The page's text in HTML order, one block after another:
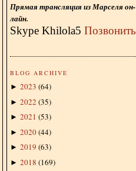
Прямая трансляция из Марселя он-
лайн.
Skype Khilola5 Позвонить
BLOG ARCHIVE
► 2023 (64)
► 2022 (35)
► 2021 (53)
► 2020(44)
► 2019 (63)
► 2018 (169)